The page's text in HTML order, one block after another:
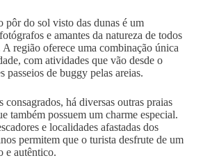
pôr do sol visto das dunas é um
e amantes da natureza de todos
região oferece uma combinação única
com atividades que vão desde o
passeios de buggy pelas areias.
consagrados, há diversas outras praias
também possuem um charme especial.
e localidades afastadas dos
permitem que o turista desfrute de um
e autêntico.